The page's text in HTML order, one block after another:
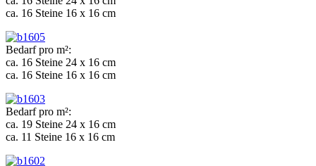
ca. 16 Steine 16 x 16 cm
Bedarf pro m²:
ca. 16 Steine 24 x 16 cm
ca. 16 Steine 16 x 16 cm
Bedarf pro m²:
ca. 19 Steine 24 x 16 cm
ca. 11 Steine 16 x 16 cm